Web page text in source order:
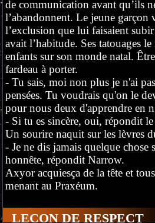
de communication avant qu’ils
l’abandonnent. Le jeune
l’exclusion que lui faisaient
avait l’habitude. Ses tatouages
enfants sur son monde natal.
fardeau à porter.
- Tu sais, moi non plus je n'ai
pensées. Tu voudrais qu'on le
pour nous deux d'apprendre en
- Si tu es sincère, oui, répondit
Un sourire naquit sur les lèvres
- Je ne dis jamais quelque chose
honnête, répondit Narrow.
Axyor acquiesça de la tête et
menant au Praxéum.
LECON DE RESPECT